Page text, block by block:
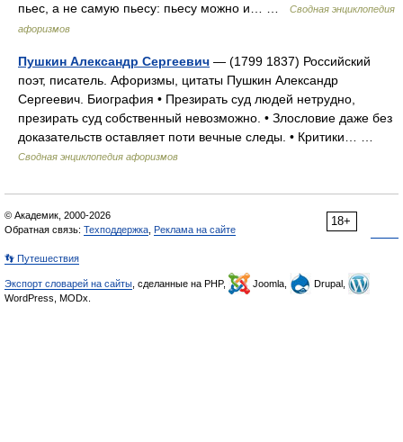
пьес, а не самую пьесу: пьесу можно и… …
Сводная энциклопедия
афоризмов
Пушкин Александр Сергеевич — (1799 1837) Российский
поэт, писатель. Афоризмы, цитаты Пушкин Александр
Сергеевич. Биография • Презирать суд людей нетрудно,
презирать суд собственный невозможно. • Злословие даже без
доказательств оставляет поти вечные следы. • Критики… …
Сводная энциклопедия афоризмов
18+
© Академик, 2000-2026
Обратная связь: Техподдержка Реклама на сайте
👣 Путешествия
Экспорт словарей на сайты , сделанные на PHP, Joomla,
Drupal,
WordPress, MODx.